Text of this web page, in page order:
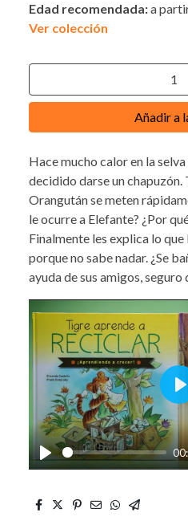
Edad recomendada:a
Ver colección
Añadir a
Hace mucho calor en la
decidido darse un
Orangután se meten
le ocurre a Elefante? ¿Por
Finalmente les explica lo que
porque no sabe nadar. ¿Se
ayuda de sus amigos, seguro
Play